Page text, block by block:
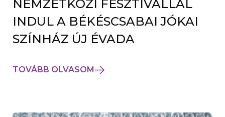
NEMZETKÖZI FESZTIVÁLLAL
INDUL A BÉKÉSCSABAI JÓKAI
SZÍNHÁZ ÚJ ÉVADA
TOVÁBB OLVASOM